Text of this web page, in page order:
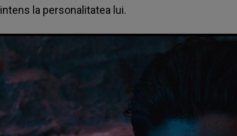
intens la personalitatea lui.